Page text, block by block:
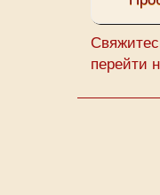
перейти